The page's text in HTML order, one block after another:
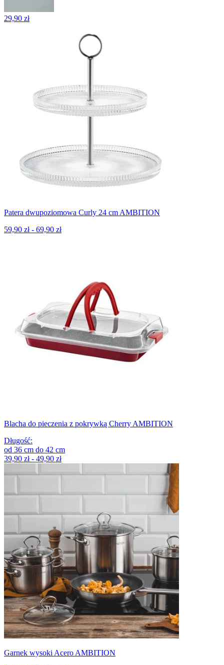
29,90 zł
Patera dwupoziomowa Curly 24 cm AMBITION
59,90 zł - 69,90 zł
Blacha do pieczenia z pokrywką Cherry AMBITION
Długość:
od 36 cm do 42 cm
39,90 zł - 49,90 zł
Garnek wysoki Acero AMBITION